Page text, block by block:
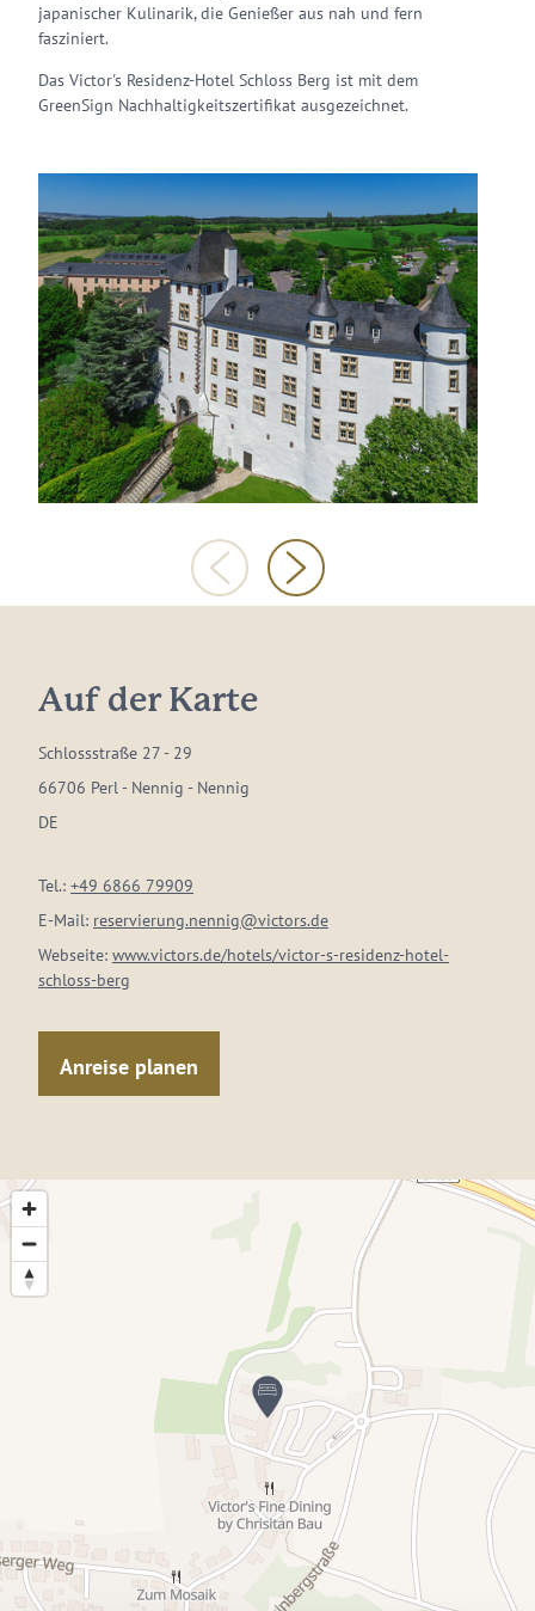
japanischer Kulinarik, die Genießer aus nah und fern
fasziniert.
Das Victor's Residenz-Hotel Schloss Berg ist mit dem
GreenSign Nachhaltigkeitszertifikat ausgezeichnet.
Auf der Karte
Schlossstraße 27 - 29
66706 Perl - Nennig - Nennig
DE
Tel.: +49 6866 79909
E-Mail: reservierung.nennig@victors.de
Webseite: www.victors.de/hotels/victor-s-residenz-hotel-
schloss-berg
Anreise planen